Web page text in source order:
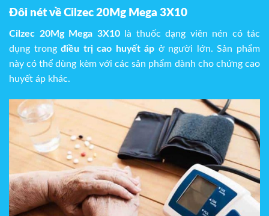
Đôi nét về Cilzec 20Mg Mega 3X10
Cilzec 20Mg Mega 3X10là thuốc dạng viên nén có tác
dụng trongđiều trị cao huyết áp ở người lớn. Sản phẩm
này có thể dùng kèm với các sản phẩm dành cho chứng cao
huyết áp khác.